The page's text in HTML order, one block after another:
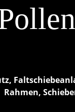
Rahmen,